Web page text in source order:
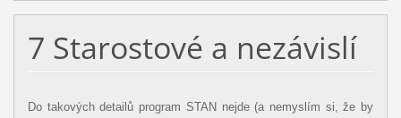
7 Starostové a nezávislí
Do takových detailů program STAN nejde (a nemyslím si, že by